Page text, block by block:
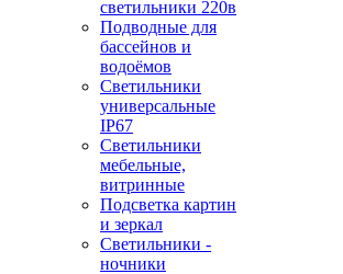
светильники 220в
Подводные для
бассейнов и
водоёмов
Светильники
универсальные
IP67
Светильники
мебельные,
витринные
Подсветка картин
и зеркал
Светильники -
ночники